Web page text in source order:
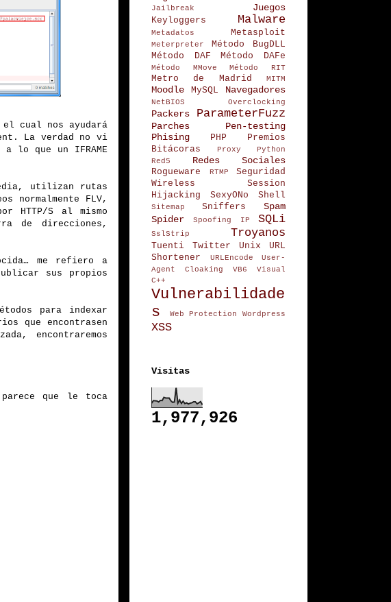
el cual nos ayudará
La verdad no vi
lo que un IFRAME
utilizan rutas
normalmente FLV,
HTTP/S al mismo
de direcciones,
me refiero a
sus propios
para indexar
que encontrasen
encontraremos
que le toca
Jailbreak Juegos
Keyloggers Malware
Metadatos Metasploit
Meterpreter
Método BugDLL
Método DAF
Método DAFe
Método MMove Método RIT
Metro de Madrid MITM
Moodle MySQL Navegadores
NetBIOS Overclocking
Packers ParameterFuzz
Parches
Pen-testing
Phising
PHP
Premios
Bitácoras
Proxy
Python
Red5
Redes Sociales
Rogueware RTMP
Seguridad
Wireless
Session
Hijacking
SexyONo Shell
Sitemap Sniffers
Spam
Spider
Spoofing IP SQLi
SslStrip Troyanos
Tuenti Twitter Unix
URL
Shortener
URLEncode
User-
Agent Cloaking
VB6
Visual
C++
Vulnerabilidade
s
Web Protection Wordpress
XSS
Visitas
1,977,926